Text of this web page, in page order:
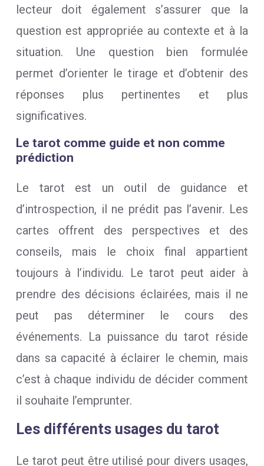
lecteur doit également s’assurer que la
question est appropriée au contexte et à la
situation. Une question bien formulée
permet d’orienter le tirage et d’obtenir des
réponses plus pertinentes et plus
significatives.
Le tarot comme guide et non comme
prédiction
Le tarot est un outil de guidance et
d’introspection, il ne prédit pas l’avenir. Les
cartes offrent des perspectives et des
conseils, mais le choix final appartient
toujours à l’individu. Le tarot peut aider à
prendre des décisions éclairées, mais il ne
peut pas déterminer le cours des
événements. La puissance du tarot réside
dans sa capacité à éclairer le chemin, mais
c’est à chaque individu de décider comment
il souhaite l’emprunter.
Les différents usages du tarot
Le tarot peut être utilisé pour divers usages,